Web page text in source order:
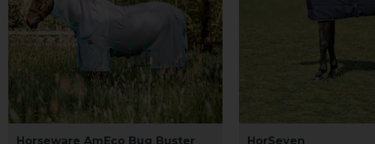
Horseware AmEco Bug Buster HorSeven